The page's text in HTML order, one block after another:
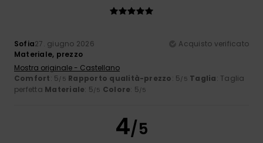
Sofia27. giugno 2026
Acquisto verificato
Materiale, prezzo
Mostra originale - Castellano
Comfort: 5/5 Rapporto qualità-prezzo: 5/5 Taglia: Taglia
perfetta Materiale: 5/5 Colore: 5/5
4/5